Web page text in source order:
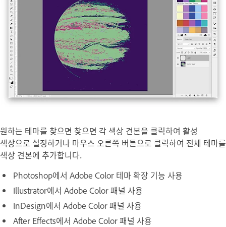
원하는 테마를 찾으면 찾으면 각 색상 견본을 클릭하여 활성
색상으로 설정하거나 마우스 오른쪽 버튼으로 클릭하여 전체 테마를
색상 견본에 추가합니다.
Photoshop에서 Adobe Color 테마 확장 기능 사용
Illustrator에서 Adobe Color 패널 사용
InDesign에서 Adobe Color 패널 사용
After Effects에서 Adobe Color 패널 사용